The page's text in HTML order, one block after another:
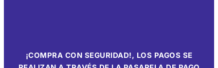
¡COMPRA CON SEGURIDAD!, LOS PAGOS SE